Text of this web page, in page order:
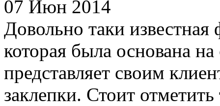
07 Июн 2014
Довольно таки
которая была основана
представляет своим
заклепки. Стоит